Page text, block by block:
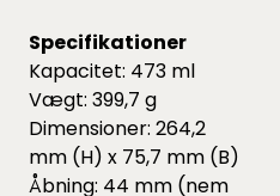
Specifikationer
Kapacitet: 473 ml
Vægt: 399,7 g
Dimensioner: 264,2
mm (H) x 75,7 mm (B)
Åbning: 44 mm (nem